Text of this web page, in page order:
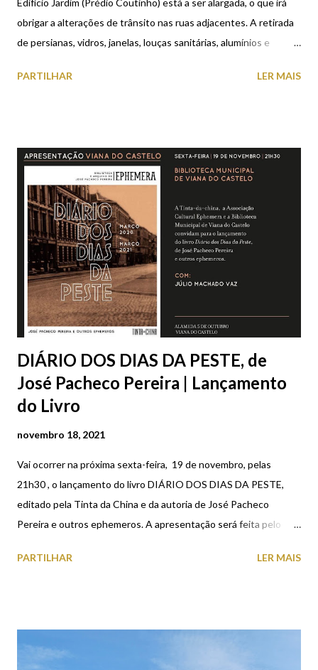
Edifício Jardim (Prédio Coutinho) está a ser alargada, o que irá
obrigar a alterações de trânsito nas ruas adjacentes. A retirada
de persianas, vidros, janelas, louças sanitárias, alumínios e
avançada. O início da desconstrução pesada do edifício, piso a
Cerca de 90% do material que for retirado do edifício será
reciclado ou reutilizado. As obras, que começaram em finais de
setembro de 2021, vão custar 1,2 milhões de euros. Devem
terminar em março de 2022. No local, vai nascer o novo mercado
municipal de Viana do Castelo.
PARTILHAR LER MAIS
DIÁRIO DOS DIAS DA PESTE, de
José Pacheco Pereira | Lançamento
do Livro
novembro 18, 2021
Vai ocorrer na próxima sexta-feira, 19 de novembro, pelas
21h30 , o lançamento do livro DIÁRIO DOS DIAS DA PESTE,
editado pela Tinta da China e da autoria de José Pacheco
Pereira e outros ephemeros. A apresentação será feita pelo
Viana do Castelo. Acesso livre, assegurando as regras sanitárias
«Durante cerca de dois meses, correspondendo ao período mais
duro do confinamento da epidemia da Covid-19, o ARQUIVO
PARTILHAR LER MAIS